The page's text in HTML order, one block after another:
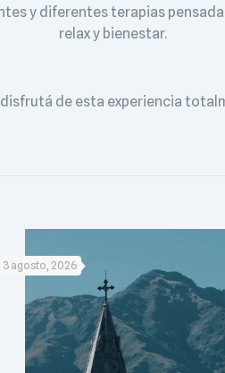
y diferentes terapias
relax y bienestar.
disfrutá de esta experiencia
3 agosto, 2026